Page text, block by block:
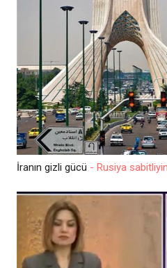
İranın gizli gücü - Rusiya